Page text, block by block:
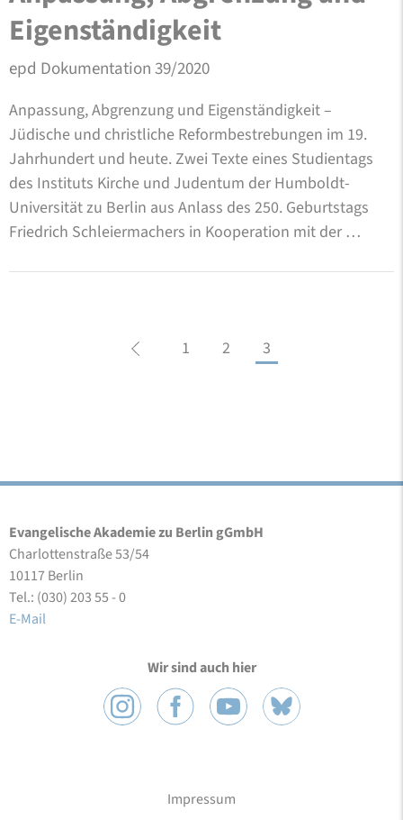
Eigenständigkeit
epd Dokumentation 39/2020
Anpassung, Abgrenzung und Eigenständigkeit –
Jüdische und christliche Reformbestrebungen im 19.
Jahrhundert und heute. Zwei Texte eines Studientags
des Instituts Kirche und Judentum der Humboldt-
Universität zu Berlin aus Anlass des 250. Geburtstags
Friedrich Schleiermachers in Kooperation mit der …
1 2 3
Evangelische Akademie zu Berlin gGmbH
Charlottenstraße 53/54
10117 Berlin
Tel.: (030) 203 55 - 0
E-Mail
Wir sind auch hier
Impressum